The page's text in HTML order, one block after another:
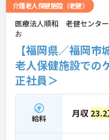
介護老人保健施設（老健）
医療法人順和 老健センタ
お
【福岡県／福岡
老人保健施設での
正社員＞
給料 月収